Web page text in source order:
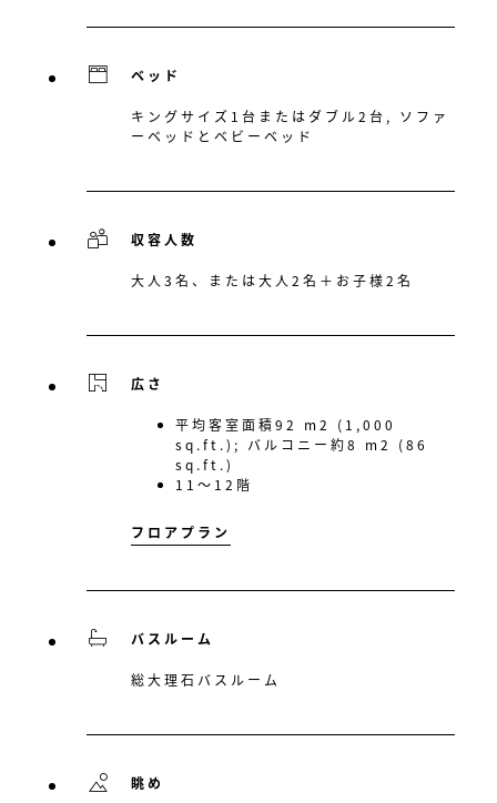
ベッド
キングサイズ1台またはダブル2台, ソファ
ーベッドとベビーベッド
収容人数
大人3名、または大人2名＋お子様2名
広さ
平均客室面積92 m2 (1,000
sq.ft.); バルコニー約8 m2 (86
sq.ft.)
11〜12階
フロアプラン
バスルーム
総大理石バスルーム
眺め